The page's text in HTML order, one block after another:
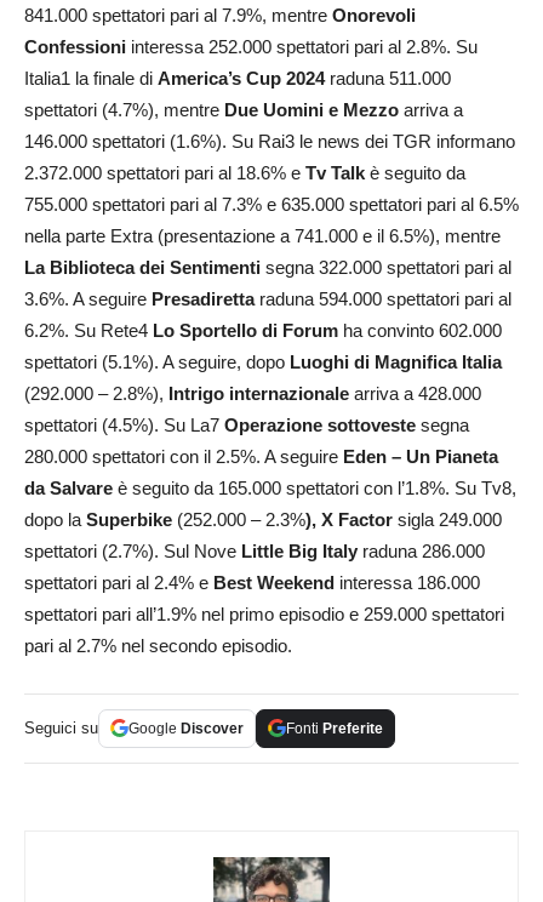
841.000 spettatori pari al 7.9%, mentre Onorevoli
Confessioni interessa 252.000 spettatori pari al 2.8%. Su
Italia1 la finale di America’s Cup 2024raduna 511.000
spettatori (4.7%), mentre Due Uomini e Mezzo arriva a
146.000 spettatori (1.6%). Su Rai3 le news dei TGR informano
2.372.000 spettatori pari al 18.6% e Tv Talk è seguito da
755.000 spettatori pari al 7.3% e 635.000 spettatori pari al 6.5%
nella parte Extra (presentazione a 741.000 e il 6.5%), mentre
La Biblioteca dei Sentimenti segna 322.000 spettatori pari al
3.6%. A seguire Presadirettaraduna 594.000 spettatori pari al
6.2%. Su Rete4 Lo Sportello di Forum ha convinto 602.000
spettatori (5.1%). A seguire, dopo Luoghi di Magnifica Italia
(292.000 – 2.8%), Intrigo internazionale arriva a 428.000
spettatori (4.5%). Su La7 Operazione sottoveste segna
280.000 spettatori con il 2.5%. A seguire Eden – Un Pianeta
da Salvare è seguito da 165.000 spettatori con l’1.8%. Su Tv8,
dopo la Superbike (252.000 – 2.3%), X Factor sigla 249.000
spettatori (2.7%). Sul Nove Little Big Italy raduna 286.000
spettatori pari al 2.4% e Best Weekend interessa 186.000
spettatori pari all’1.9% nel primo episodio e 259.000 spettatori
pari al 2.7% nel secondo episodio.
Seguici su Google Discover Fonti Preferite